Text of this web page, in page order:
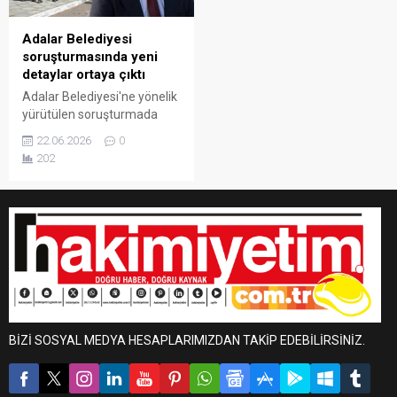
Adalar Belediyesi
soruşturmasında yeni
detaylar ortaya çıktı
Adalar Belediyesi'ne yönelik
yürütülen soruşturmada
Dosyada çarpıcı iddialar yer
aldı. İddialar arasında
ve otel ruhsatı verilmesi için
150 bin Euro talep edildiği
ileri sürüldü. Dosyada dikkat
çeken bir diğer ise kanunen
harçtan muaf olan bir
taşınmazın iskân ve izin
süreçleri...
22.06.2026
0
202
BİZİ SOSYAL MEDYA HESAPLARIMIZDAN TAKİP EDEBİLİRSİNİZ.